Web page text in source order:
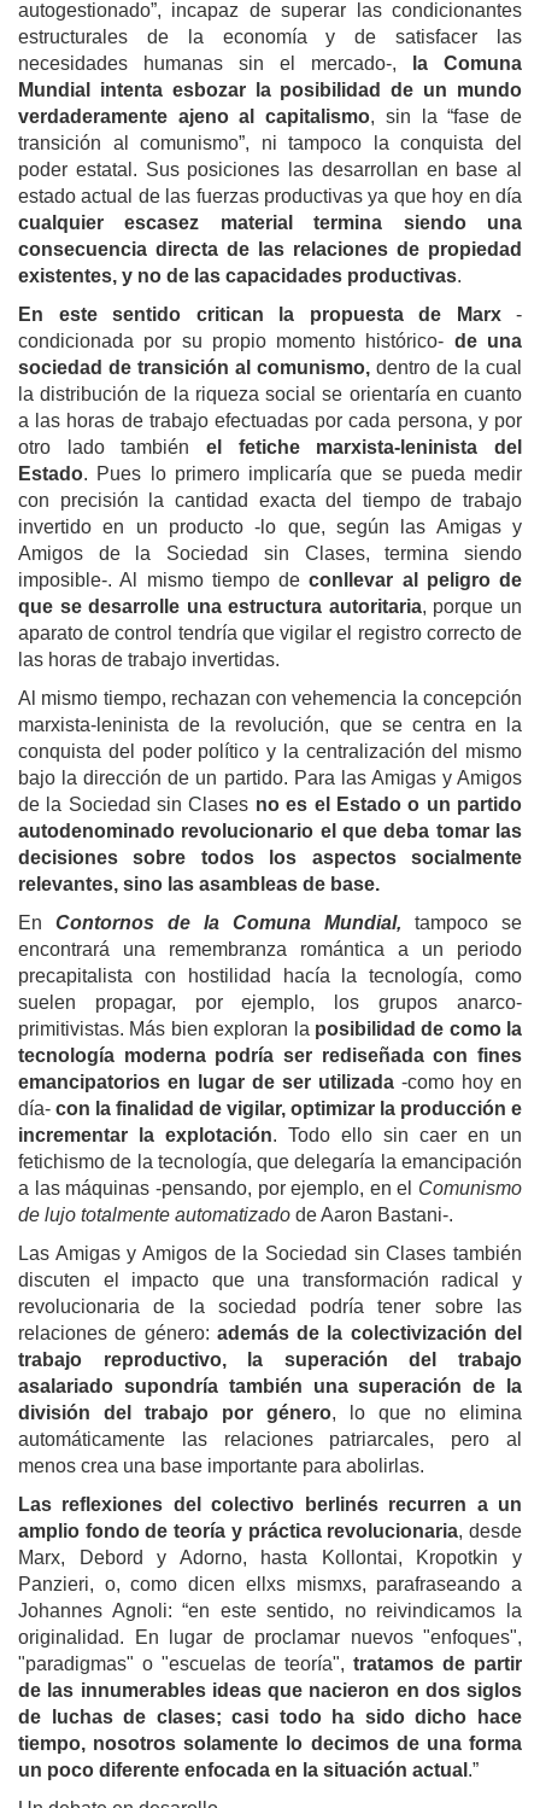
autogestionado”, incapaz de superar las condicionantes
estructurales de la economía y de satisfacer las
necesidades humanas sin el mercado-,
la Comuna
Mundial intenta esbozar la posibilidad de un mundo
verdaderamente ajeno al capitalismo, sin la “fase de
transición al comunismo”, ni tampoco la conquista del
poder estatal. Sus posiciones las desarrollan en base al
estado actual de las fuerzas productivas ya que hoy en día
cualquier escasez material termina siendo una
consecuencia directa de las relaciones de propiedad
existentes, y no de las capacidades productivas.
En este sentido critican la propuesta de Marx-
condicionada por su propio momento histórico- de una
sociedad de transición al comunismo, dentro de la cual
la distribución de la riqueza social se orientaría en cuanto
a las horas de trabajo efectuadas por cada persona, y por
otro lado también el fetiche marxista-leninista del
Estado. Pues lo primero implicaría que se pueda medir
con precisión la cantidad exacta del tiempo de trabajo
invertido en un producto -lo que, según las Amigas y
Amigos de la Sociedad sin Clases, termina siendo
imposible-. Al mismo tiempo deconllevar al peligro de
que se desarrolle una estructura autoritaria, porque un
aparato de control tendría que vigilar el registro correcto de
las horas de trabajo invertidas.
Al mismo tiempo, rechazan con vehemencia la concepción
marxista-leninista de la revolución, que se centra en la
conquista del poder político y la centralización del mismo
bajo la dirección de un partido. Para las Amigas y Amigos
de la Sociedad sin Clases no es el Estado o un partido
autodenominado revolucionario el que deba tomar las
decisiones sobre todos los aspectos socialmente
relevantes, sino las asambleas de base.
En Contornos de la Comuna Mundial, tampoco se
encontrará una remembranza romántica a un periodo
precapitalista con hostilidad hacía la tecnología, como
suelen propagar, por ejemplo, los grupos anarco-
primitivistas. Más bien exploran la posibilidad de como la
tecnología moderna podría ser rediseñada con fines
emancipatorios en lugar de ser utilizada -como hoy en
día- con la finalidad de vigilar, optimizar la producción e
incrementar la explotación. Todo ello sin caer en un
fetichismo de la tecnología, que delegaría la emancipación
a las máquinas -pensando, por ejemplo, en el Comunismo
de lujo totalmente automatizado de Aaron Bastani-.
Las Amigas y Amigos de la Sociedad sin Clases también
discuten el impacto que una transformación radical y
revolucionaria de la sociedad podría tener sobre las
relaciones de género: además de la colectivización del
trabajo reproductivo, la superación del trabajo
asalariado supondría también una superación de la
división del trabajo por género, lo que no elimina
automáticamente las relaciones patriarcales, pero al
menos crea una base importante para abolirlas.
Las reflexiones del colectivo berlinés recurren a un
amplio fondo de teoría y práctica revolucionaria, desde
Marx, Debord y Adorno, hasta Kollontai, Kropotkin y
Panzieri, o, como dicen ellxs mismxs, parafraseando a
Johannes Agnoli: “en este sentido, no reivindicamos la
originalidad. En lugar de proclamar nuevos "enfoques",
"paradigmas" o "escuelas de teoría", tratamos de partir
de las innumerables ideas que nacieron en dos siglos
de luchas de clases; casi todo ha sido dicho hace
tiempo, nosotros solamente lo decimos de una forma
un poco diferente enfocada en la situación actual .”